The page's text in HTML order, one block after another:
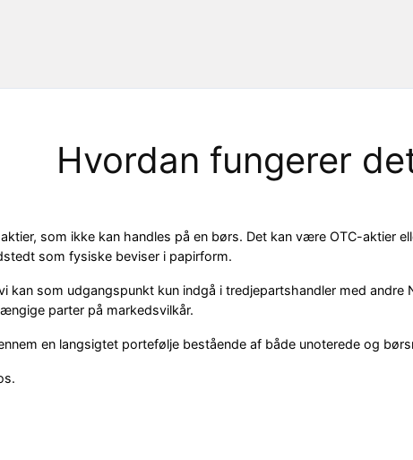
Hvordan fungerer
som ikke kan handles på en børs. Det kan være OTC-aktier
som fysiske beviser i papirform.
kan som udgangspunkt kun indgå i tredjepartshandler med andre
parter på markedsvilkår.
en langsigtet portefølje bestående af både unoterede og